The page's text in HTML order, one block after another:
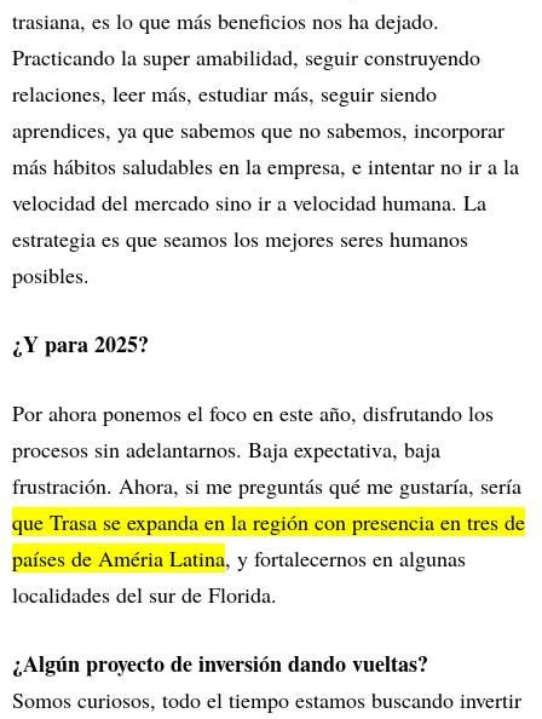
trasiana, es lo que más beneficios nos ha dejado.
Practicando la super amabilidad, seguir construyendo
relaciones, leer más, estudiar más, seguir siendo
aprendices, ya que sabemos que no sabemos, incorporar
más hábitos saludables en la empresa, e intentar no ir a la
velocidad del mercado sino ir a velocidad humana. La
estrategia es que seamos los mejores seres humanos
posibles.
¿Y para 2025?
Por ahora ponemos el foco en este año, disfrutando los
procesos sin adelantarnos. Baja expectativa, baja
frustración. Ahora, si me preguntás qué me gustaría, sería
que Trasa se expanda en la región con presencia en tres de
países de Améria Latina, y fortalecernos en algunas
localidades del sur de Florida.
¿Algún proyecto de inversión dando vueltas?
Somos curiosos, todo el tiempo estamos buscando invertir